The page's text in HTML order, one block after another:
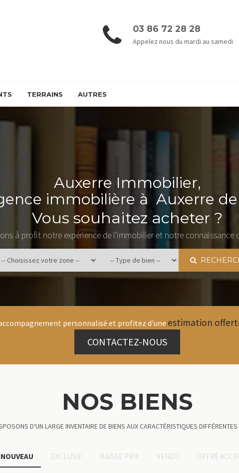
03 86 72 28 28
Appelez nous du mardi au samedi
TERRAINS AUTRES
Auxerre Immobilier,
immobilière à Auxerre
Vous souhaitez acheter ?
à profit notre expérience de l'immobilier et notre connaissance
personnalisé et profitez d'une estimation
CONTACTEZ-NOUS
NOS BIENS
D'UN LARGE INVENTAIRE DE BIENS AUX CARACTÉRISTIQUES
NOUVEAU EXCLUSIF BAISSE PRIX VENDU OFFRE